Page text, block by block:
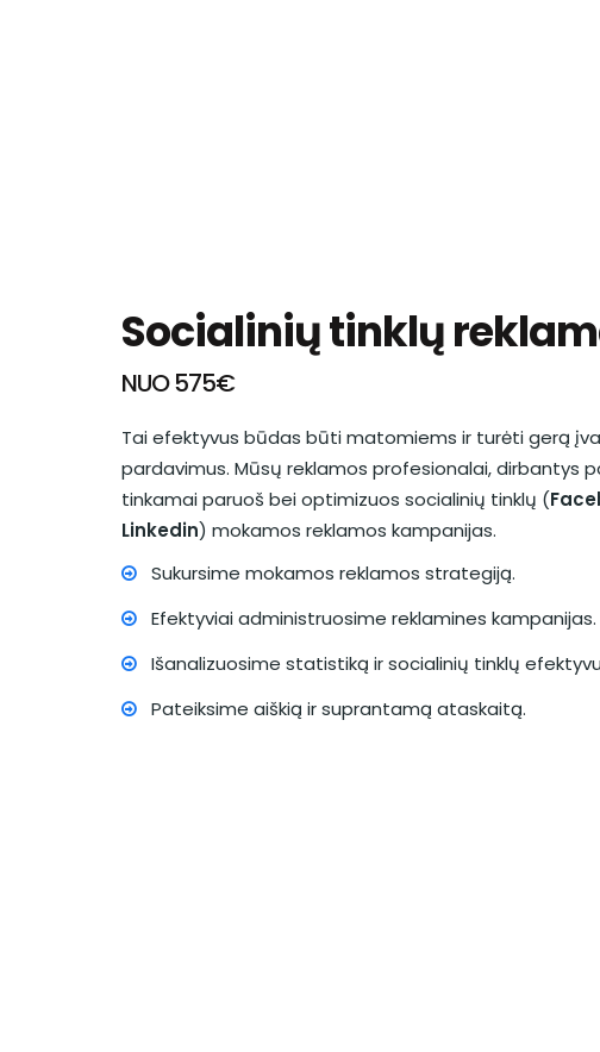
Socialinių tinklų
NUO 575€
Tai efektyvus būdas būti matomiems ir turėti gerą
pardavimus. Mūsų reklamos profesionalai, dirbantys
tinkamai paruoš bei optimizuos socialinių tinklų (
Linkedin) mokamos reklamos kampanijas.
Sukursime mokamos reklamos strategiją.
Efektyviai administruosime reklamines kampanijas.
Išanalizuosime statistiką ir socialinių tinklų
Pateiksime aiškią ir suprantamą ataskaitą.